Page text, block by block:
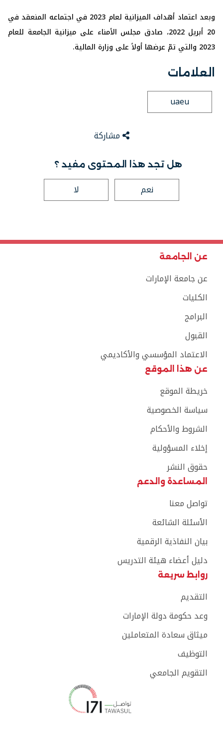
وبعد اعتماد أهداف الميزانية لعام 2023 في اجتماعه المنعقد في
20 أبريل 2022، صادق مجلس الأمناء على ميزانية الجامعة للعام
2023 والتي تمّ عرضها أولاً على وزارة المالية.
العلامات
uaeu
مشاركة
هل تجد هذا المحتوى مفيد ؟
نعم لا
عن الجامعة
عن جامعة الإمارات
الكليات
البرامج
القبول
الاعتماد المؤسسي والأكاديمي
عن هذا الموقع
خريطة الموقع
سياسة الخصوصية
الشروط والأحكام
إخلاء المسؤولية
حقوق النشر
المساعدة والدعم
تواصل معنا
الأسئلة الشائعة
بيان النفاذية الرقمية
دليل أعضاء هيئة التدريس
روابط سريعة
التقديم
وعد حكومة دولة الإمارات
ميثاق سعادة المتعاملين
التوظيف
التقويم الجامعي